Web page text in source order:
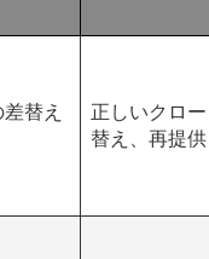
微生物ゲ
哺乳動
係法令
個人情報保護について
替え
正しいクロ
替え、再提供